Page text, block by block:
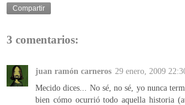
Compartir
3 comentarios:
juan ramón carneros 29 enero, 2009
Mecido dices... No sé, no sé, yo nunca
bien cómo ocurrió todo aquella historia